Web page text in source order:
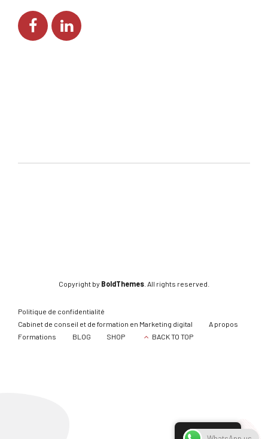
Copyright by BoldThemes . All rights reserved.
Politique de confidentialité
Cabinet de conseil et de formation en Marketing digital
A propos
Formations
BLOG SHOP BACK TO TOP